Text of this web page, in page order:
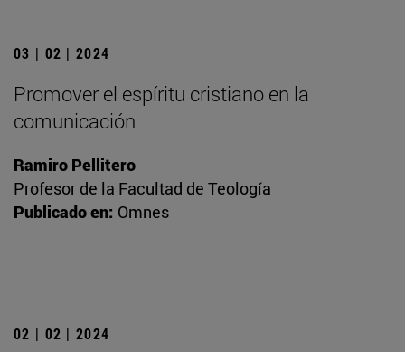
03 | 02 | 2024
Promover el espíritu cristiano en la
comunicación
Ramiro Pellitero
Profesor de la Facultad de Teología
Publicado en: Omnes
02 | 02 | 2024